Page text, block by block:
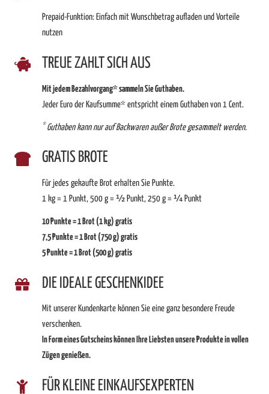
Prepaid-Funktion: Einfach mit Wunschbetrag aufladen und Vorteile
nutzen
TREUE ZAHLT SICH AUS
Mit jedem Bezahlvorgang* sammeln Sie Guthaben.
Jeder Euro der Kaufsumme* entspricht einem Guthaben von 1 Cent.
*Guthaben kann nur auf Backwaren außer Brote gesammelt werden.
GRATIS BROTE
Für jedes gekaufte Brot erhalten Sie Punkte.
1 kg = 1 Punkt, 500 g = ½ Punkt, 250 g = ¼ Punkt
10 Punkte = 1 Brot (1 kg) gratis
7,5 Punkte = 1 Brot (750 g) gratis
5 Punkte = 1 Brot (500 g) gratis
DIE IDEALE GESCHENKIDEE
Mit unserer Kundenkarte können Sie eine ganz besondere Freude
verschenken.
In Form eines Gutscheins können Ihre Liebsten unsere Produkte in vollen
Zügen genießen.
FÜR KLEINE EINKAUFSEXPERTEN